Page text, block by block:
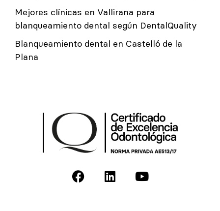
Mejores clínicas en Vallirana para
blanqueamiento dental según DentalQuality
Blanqueamiento dental en Castelló de la
Plana